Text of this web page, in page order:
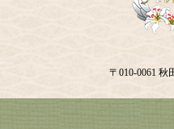
〒010-0061